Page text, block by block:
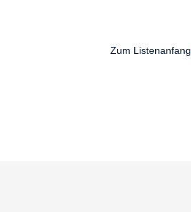
Zum Listenanfang